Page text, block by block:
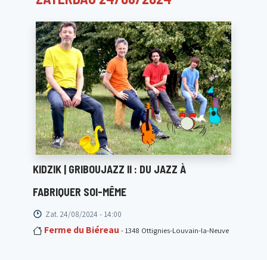
KIDZIK | GRIBOUJAZZ II : DU JAZZ À
FABRIQUER SOI-MÊME
Zat. 24/08/2024 - 14:00
Ferme du Biéreau - 1348 Ottignies-Louvain-la-Neuve